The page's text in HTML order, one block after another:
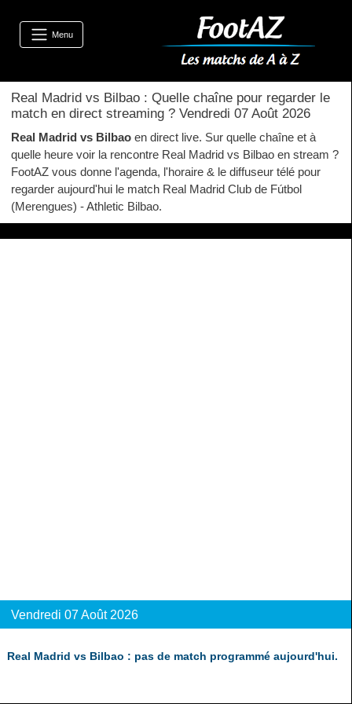
Real Madrid vs Bilbao : Quelle chaîne pour regarder le
match en direct streaming ? Vendredi 07 Août 2026
Real Madrid vs Bilbao en direct live. Sur quelle chaîne et à
quelle heure voir la rencontre Real Madrid vs Bilbao en stream ?
FootAZ vous donne l'agenda, l'horaire & le diffuseur télé pour
regarder aujourd'hui le match Real Madrid Club de Fútbol
(Merengues) - Athletic Bilbao.
Vendredi 07 Août 2026
Real Madrid vs Bilbao : pas de match programmé aujourd'hui.
Menu